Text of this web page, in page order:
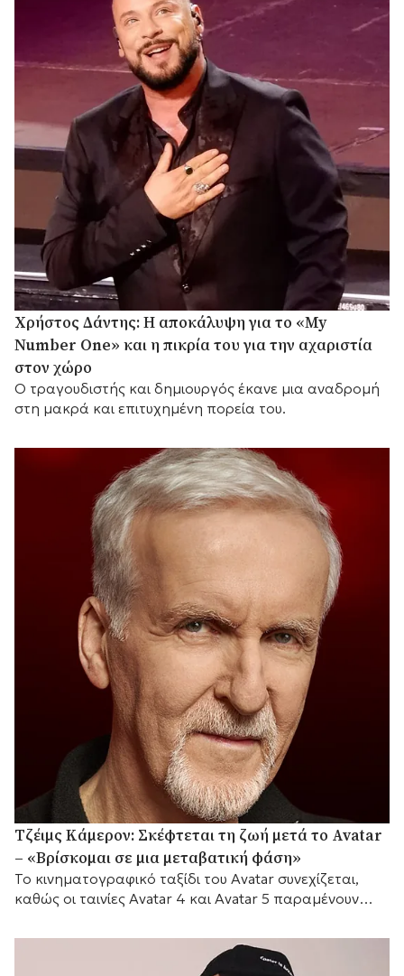
Χρήστος Δάντης: Η αποκάλυψη για το «My
Number One» και η πικρία του για την αχαριστία
στον χώρο
Ο τραγουδιστής και δημιουργός έκανε μια αναδρομή
στη μακρά και επιτυχημένη πορεία του.
Τζέιμς Κάμερον: Σκέφτεται τη ζωή μετά το Avatar
– «Βρίσκομαι σε μια μεταβατική φάση»
Το κινηματογραφικό ταξίδι του Avatar συνεχίζεται,
καθώς οι ταινίες Avatar 4 και Avatar 5 παραμένουν
αντίστοιχα